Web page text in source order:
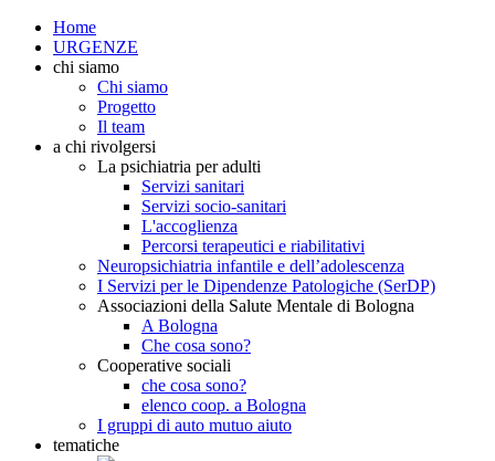
Home
URGENZE
chi siamo
Chi siamo
Progetto
Il team
a chi rivolgersi
La psichiatria per adulti
Servizi sanitari
Servizi socio-sanitari
L'accoglienza
Percorsi terapeutici e riabilitativi
Neuropsichiatria infantile e dell’adolescenza
I Servizi per le Dipendenze Patologiche (SerDP)
Associazioni della Salute Mentale di Bologna
A Bologna
Che cosa sono?
Cooperative sociali
che cosa sono?
elenco coop. a Bologna
I gruppi di auto mutuo aiuto
tematiche